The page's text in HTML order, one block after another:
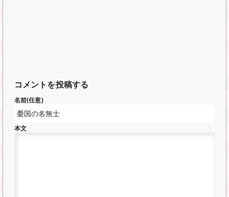
コメントを投稿する
名前(任意)
本文